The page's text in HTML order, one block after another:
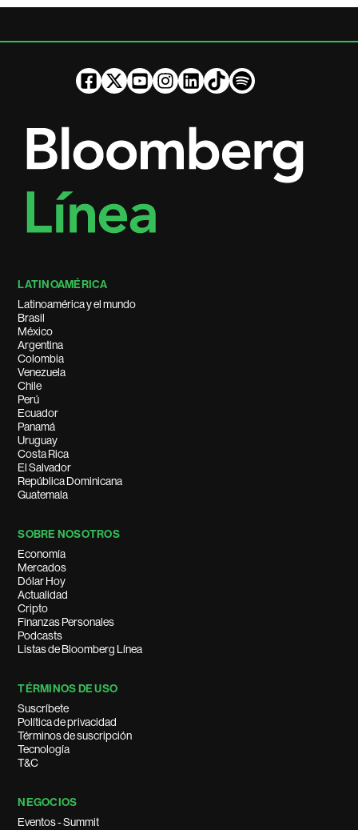
LATINOAMÉRICA
Latinoamérica y el mundo
Brasil
México
Argentina
Colombia
Venezuela
Chile
Perú
Ecuador
Panamá
Uruguay
Costa Rica
El Salvador
República Dominicana
Guatemala
SOBRE NOSOTROS
Economía
Mercados
Dólar Hoy
Actualidad
Cripto
Finanzas Personales
Podcasts
Listas de Bloomberg Línea
TÉRMINOS DE USO
Suscríbete
Política de privacidad
Términos de suscripción
Tecnología
T&C
NEGOCIOS
Eventos - Summit